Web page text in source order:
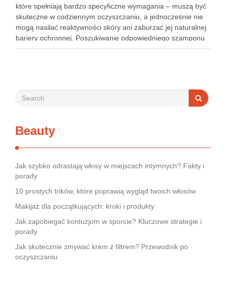
które spełniają bardzo specyficzne wymagania – muszą być
skuteczne w codziennym oczyszczaniu, a jednocześnie nie
mogą nasilać reaktywności skóry ani zaburzać jej naturalnej
bariery ochronnej. Poszukiwanie odpowiedniego szamponu
bywa dla wielu pacjentów procesem długim i frustrującym, bo
Beauty
Jak szybko odrastają włosy w miejscach intymnych? Fakty i
porady
10 prostych trików, które poprawią wygląd twoich włosów
Makijaż dla początkujących: kroki i produkty
Jak zapobiegać kontuzjom w sporcie? Kluczowe strategie i
porady
Jak skutecznie zmywać krem z filtrem? Przewodnik po
oczyszczaniu